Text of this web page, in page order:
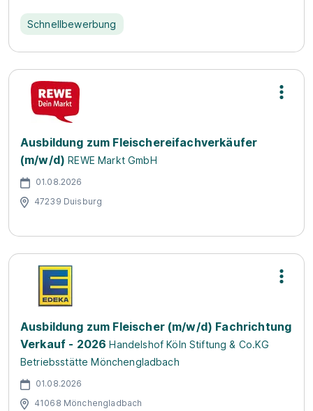
Schnellbewerbung
Ausbildung zum Fleischereifachverkäufer
(m/w/d) REWE Markt GmbH
01.08.2026
47239 Duisburg
Ausbildung zum Fleischer (m/w/d) Fachrichtung
Verkauf - 2026 Handelshof Köln Stiftung & Co.KG
Betriebsstätte Mönchengladbach
01.08.2026
41068 Mönchengladbach